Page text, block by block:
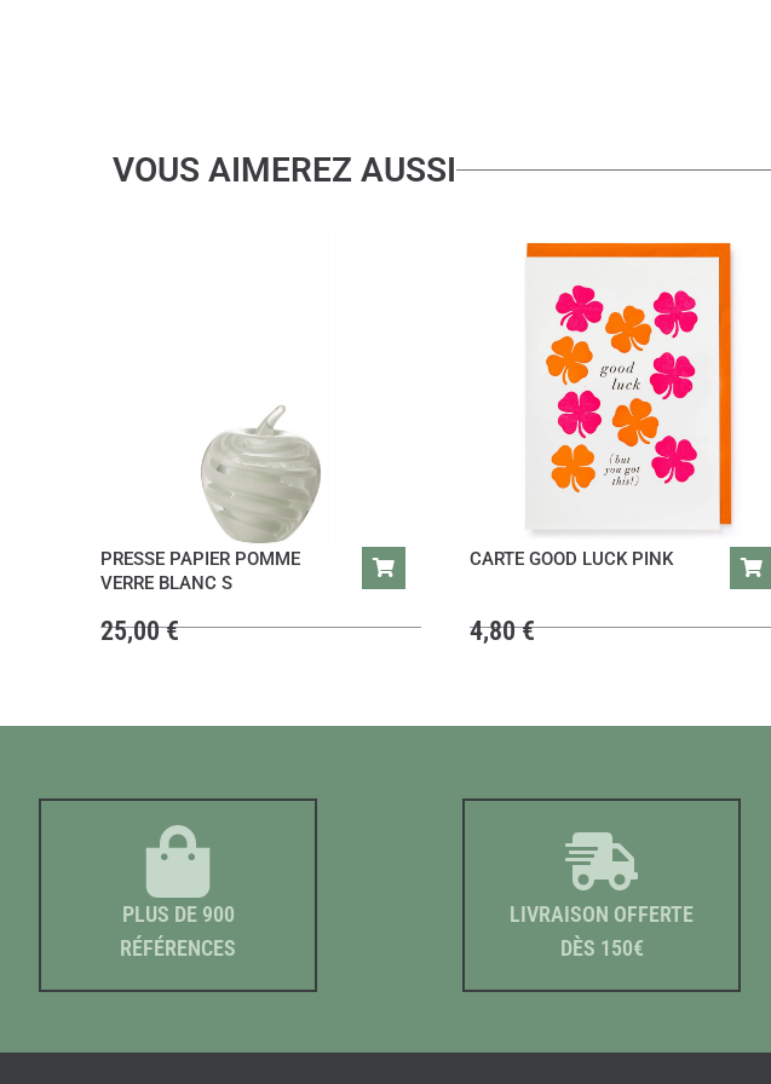
VOUS AIMEREZ AUSSI
PRESSE PAPIER POMME
VERRE BLANC S
25,00€
CARTE GOOD LUCK PINK
4,80€
PLUS DE 900
RÉFÉRENCES
LIVRAISON OFFERTE
DÈS 150€